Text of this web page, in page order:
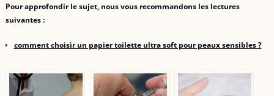
Pour approfondir le sujet, nous vous recommandons les lectures
suivantes :
comment choisir un papier toilette ultra soft pour peaux sensibles ?